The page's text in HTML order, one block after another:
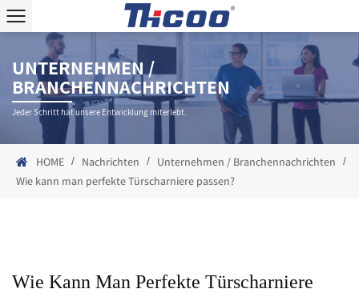
UNTERNEHMEN /
BRANCHENNACHRICHTEN
Jeder Schritt hat unsere Entwicklung miterlebt.
HOME / Nachrichten / Unternehmen / Branchennachrichten /
Wie kann man perfekte Türscharniere passen?
Wie Kann Man Perfekte Türscharniere